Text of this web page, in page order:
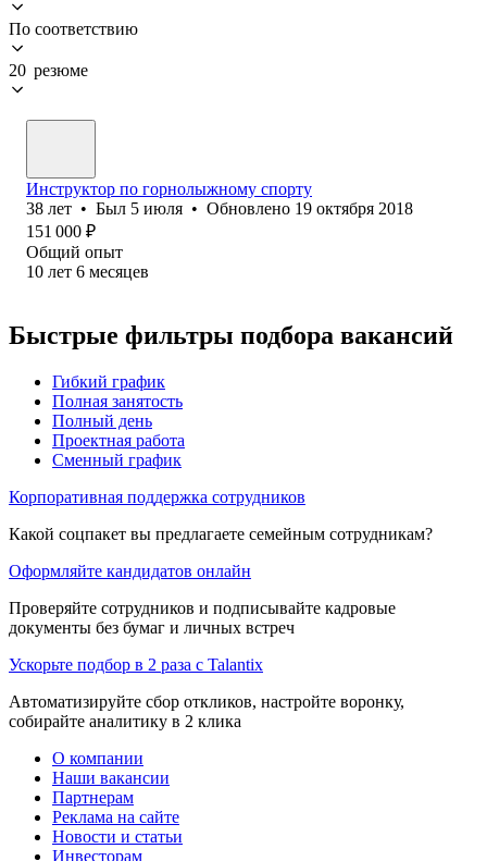
По соответствию
20 резюме
Инструктор по горнолыжному спорту
38 лет • Был 5 июля • Обновлено 19 октября 2018
151 000 ₽
Общий опыт
10 лет 6 месяцев
Быстрые фильтры подбора вакансий
Гибкий график
Полная занятость
Полный день
Проектная работа
Сменный график
Корпоративная поддержка сотрудников
Какой соцпакет вы предлагаете семейным сотрудникам?
Оформляйте кандидатов онлайн
Проверяйте сотрудников и подписывайте кадровые
документы без бумаг и личных встреч
Ускорьте подбор в 2 раза с Talantix
Автоматизируйте сбор откликов, настройте воронку,
собирайте аналитику в 2 клика
О компании
Наши вакансии
Партнерам
Реклама на сайте
Новости и статьи
Инвесторам